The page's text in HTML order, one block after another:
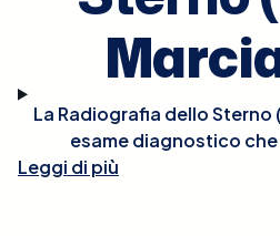
La Radiografia dello Sterno
esame diagnostico
dettagliata dello sterno,
Leggi di più